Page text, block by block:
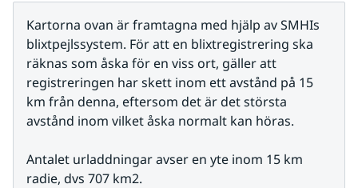
Kartorna ovan är framtagna med hjälp av SMHIs
blixtpejlssystem. För att en blixtregistrering ska
räknas som åska för en viss ort, gäller att
registreringen har skett inom ett avstånd på 15
km från denna, eftersom det är det största
avstånd inom vilket åska normalt kan höras.
Antalet urladdningar avser en yte inom 15 km
radie, dvs 707 km2.